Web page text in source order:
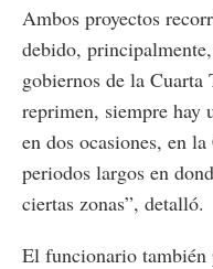
Ambos proyectos
debido,
gobiernos de la
reprimen, siempre hay
en dos ocasiones, en
periodos largos en
ciertas zonas”, detalló.
El funcionario también